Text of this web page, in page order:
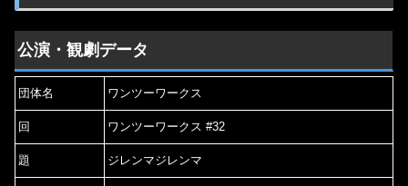
公演・観劇データ
団体名 ワンツーワークス
回 ワンツーワークス #32
題 ジレンマジレンマ